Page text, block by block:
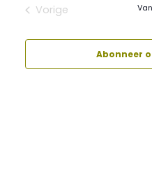
Vorige
Abonneer